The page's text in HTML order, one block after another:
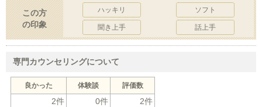
この方
の印象
ハッキリ ソフト
聞き上手 話上手
専門カウンセリングについて
良かった 体験談 評価数
2件 0件 2件